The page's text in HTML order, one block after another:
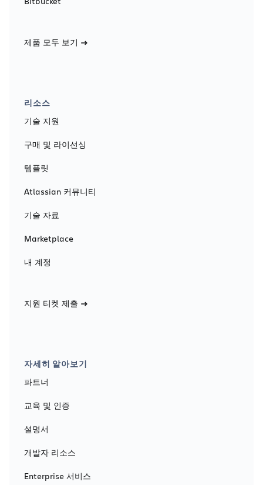
제품 모두 보기
리소스
기술 지원
구매 및 라이선싱
템플릿
Atlassian 커뮤니티
기술 자료
Marketplace
내 계정
지원 티켓 제출
자세히 알아보기
파트너
교육 및 인증
설명서
개발자 리소스
Enterprise 서비스